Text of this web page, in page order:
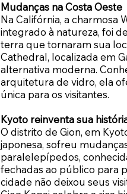
Mudanças na Costa Oeste
Na Califórnia, a charmosa
integrado à natureza, foi
terra que tornaram sua
Cathedral, localizada em
alternativa moderna.
arquitetura de vidro, ela
única para os visitantes.
Kyoto reinventa sua
O distrito de Gion, em
japonesa, sofreu
paralelepípedos,
fechadas ao público para
cidade não deixou seus